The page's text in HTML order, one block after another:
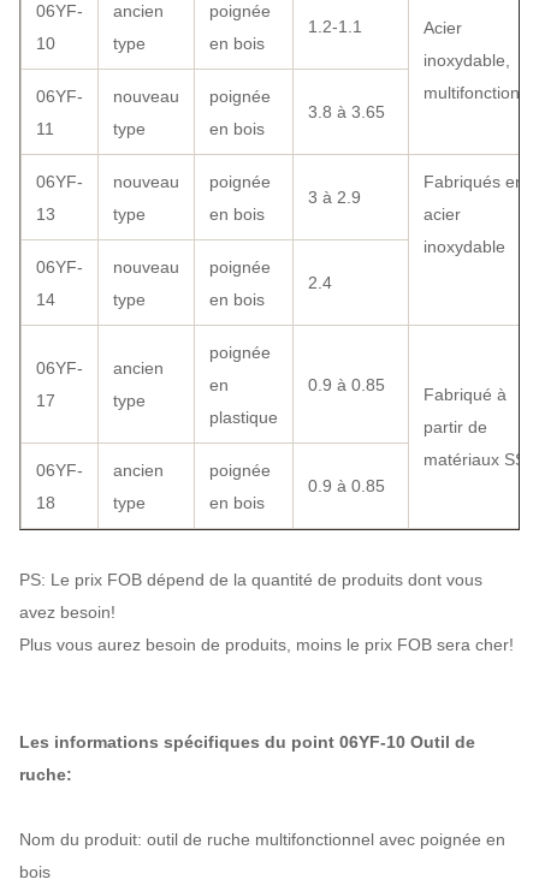
06YF-
10
ancien
type
poignée
en bois
1.2-1.1
Acier
inoxydable,
06YF-
11
nouveau
type
poignée
en bois
3.8 à 3.65
06YF-
13
nouveau
type
poignée
en bois
3 à 2.9
Fabriqués en
acier
inoxydable
06YF-
14
nouveau
type
poignée
en bois
2.4
06YF-
17
ancien
type
poignée
en
plastique
0.9 à 0.85
Fabriqué à
partir de
matériaux SS
06YF-
18
ancien
type
poignée
en bois
0.9 à 0.85
PS: Le prix FOB dépend de la quantité de produits dont vous
avez besoin!
Plus vous aurez besoin de produits, moins le prix FOB sera cher!
Les informations spécifiques du point 06YF-10 Outil de
ruche:
Nom du produit: outil de ruche multifonctionnel avec poignée en
bois